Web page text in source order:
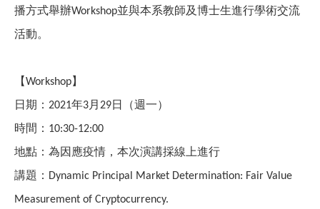
播方式舉辦Workshop並與本系教師及博士生進行學術交流
活動。
【Workshop】
日期： 2021年3月 29日（週一）
時間： 10:30-12:00
地點：為因應疫情，本次演講採線上進行
講題： Dynamic Principal Market Determination: Fair Value
Measurement of Cryptocurrency.